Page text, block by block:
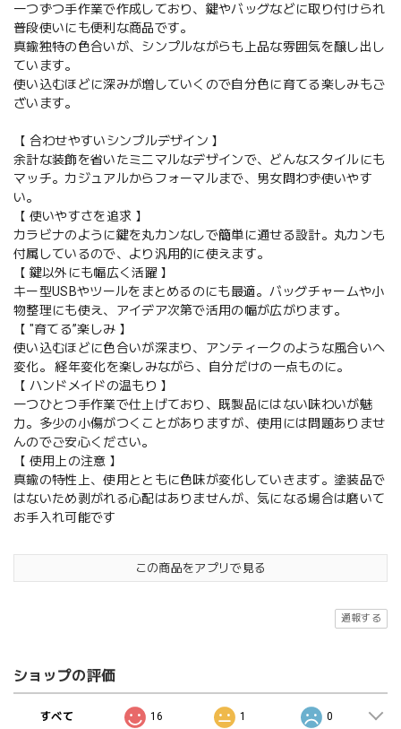
一つずつ手作業で作成しており、鍵やバッグなどに取り付けられ
普段使いにも便利な商品です。
真鍮独特の色合いが、シンプルながらも上品な雰囲気を醸し出し
ています。
使い込むほどに深みが増していくので自分色に育てる楽しみもご
ざいます。
【 合わせやすいシンプルデザイン 】
余計な装飾を省いたミニマルなデザインで、どんなスタイルにも
マッチ。カジュアルからフォーマルまで、男女問わず使いやす
い。
【 使いやすさを追求 】
カラビナのように鍵を丸カンなしで簡単に通せる設計。丸カンも
付属しているので、より汎用的に使えます。
【 鍵以外にも幅広く活躍 】
キー型USBやツールをまとめるのにも最適。バッグチャームや小
物整理にも使え、アイデア次第で活用の幅が広がります。
【 "育てる”楽しみ 】
使い込むほどに色合いが深まり、アンティークのような風合いへ
変化。 経年変化を楽しみながら、自分だけの一点ものに。
【 ハンドメイドの温もり 】
一つひとつ手作業で仕上げており、既製品にはない味わいが魅
力。多少の小傷がつくことがありますが、使用には問題ありませ
んのでご安心ください。
【 使用上の注意 】
真鍮の特性上、使用とともに色味が変化していきます。塗装品で
はないため剥がれる心配はありませんが、気になる場合は磨いて
お手入れ可能です
この商品をアプリで見る
通報する
ショップの評価
すべて 16 1 0